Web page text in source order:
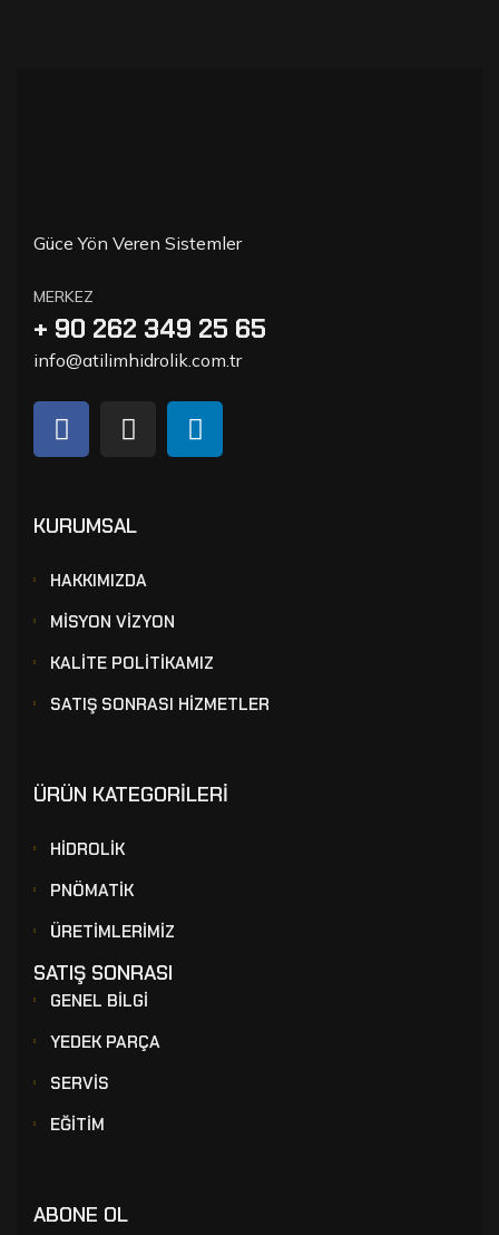
Güce Yön Veren Sistemler
MERKEZ
+ 90 262 349 25 65
info@atilimhidrolik.com.tr
KURUMSAL
HAKKIMIZDA
MİSYON VİZYON
KALİTE POLİTİKAMIZ
SATIŞ SONRASI HİZMETLER
ÜRÜN KATEGORİLERİ
HİDROLİK
PNÖMATİK
ÜRETİMLERİMİZ
SATIŞ SONRASI
GENEL BİLGİ
YEDEK PARÇA
SERVİS
EĞİTİM
ABONE OL